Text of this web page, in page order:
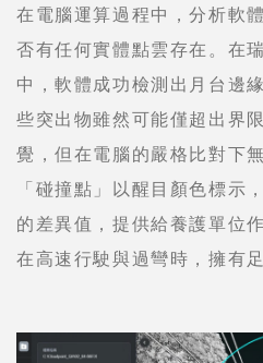
在電腦運算過程中，分析軟
否有任何實體點雲存在。在
中，軟體成功檢測出月台邊
些突出物雖然可能僅超出界
覺，但在電腦的嚴格比對下
「碰撞點」以醒目顏色標示
的差異值，提供給養護單位
在高速行駛與過彎時，擁有